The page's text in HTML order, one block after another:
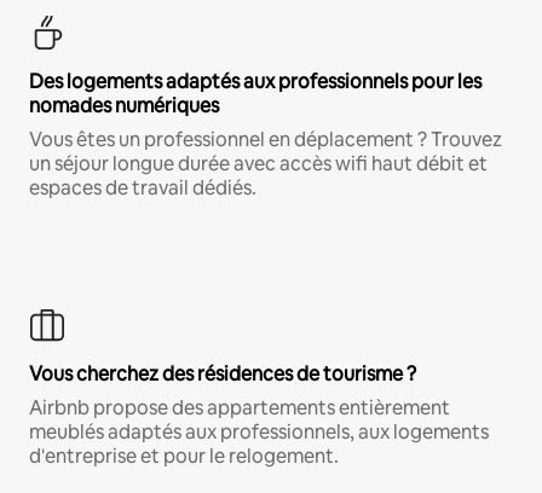
Des logements adaptés aux professionnels pour les
nomades numériques
Vous êtes un professionnel en déplacement ? Trouvez
un séjour longue durée avec accès wifi haut débit et
espaces de travail dédiés.
Vous cherchez des résidences de tourisme ?
Airbnb propose des appartements entièrement
meublés adaptés aux professionnels, aux logements
d'entreprise et pour le relogement.